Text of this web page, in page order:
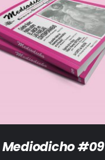
DETALLES
Mediodicho #09